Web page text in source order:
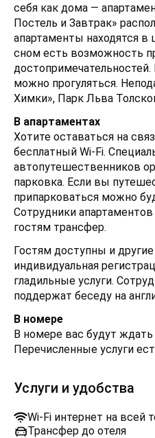
себя как дома —
Постель и Завтрак»
апартаменты находятся в
сном есть возможность
можно прогуляться.
Химки», Парк Льва
В апартаментах
Хотите оставаться на
бесплатный Wi-Fi.
автопутешественников
парковка. Если вы
припарковаться можно
Сотрудники
гостям трансфер.
Гостям доступны и
индивидуальная
гладильные услуги.
поддержат беседу на
В номере
В номере вас будут ждать
Перечисленные услуги
Услуги и удобства
Wi-Fi интернет на всей
Трансфер до отеля